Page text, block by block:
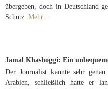
übergeben, doch in Deutschland
Schutz. Mehr…
Jamal Khashoggi: Ein
Der Journalist kannte sehr
Arabien, schließlich hatte er